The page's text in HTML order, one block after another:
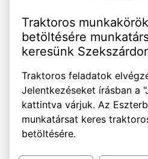
Traktoros munkakörök
betöltésére
keresünk
Traktoros feladatok
Jelentkezéseket írásban a
kattintva várjuk. Az
munkatársat keres
betöltésére.